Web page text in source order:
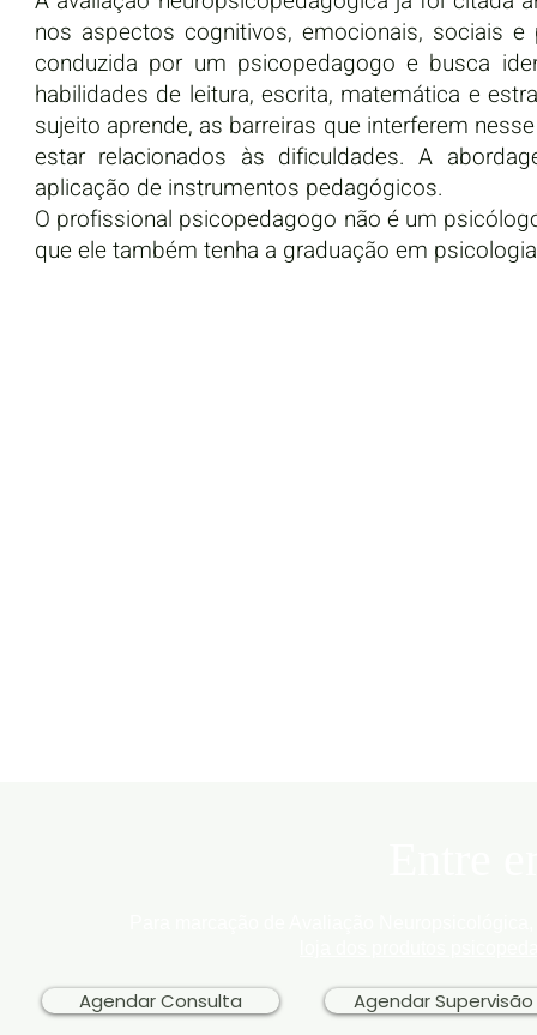
nos aspectos cognitivos, emocionais, sociais
conduzida por um psicopedagogo e busca
habilidades de leitura, escrita, matemática e
sujeito aprende, as barreiras que interferem
estar relacionados às dificuldades. A
aplicação de instrumentos pedagógicos.
O profissional psicopedagogo não é um
que ele também tenha a graduação em
Agendar Consulta Agendar Supervisão